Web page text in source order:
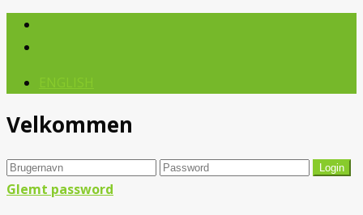
Velkommen
Glemt password